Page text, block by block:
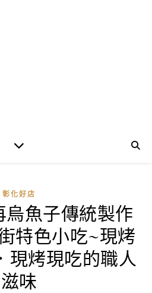
彰化好店
魚子傳統製作
特色小吃~現烤
現烤現吃的職人
滋味